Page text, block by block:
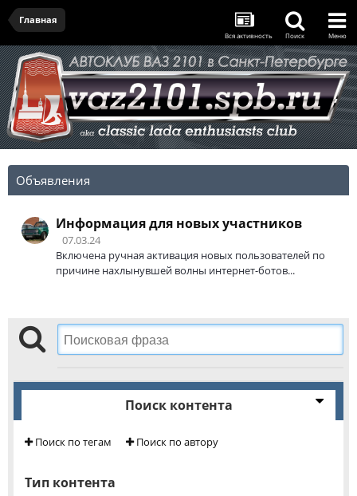
Главная
Вся активность Поиск Меню
Объявления
Информация для новых участников
07.03.24
Включена ручная активация новых пользователей по
причине нахлынувшей волны интернет-ботов...
Поиск контента
Поиск по тегам Поиск по автору
Тип контента